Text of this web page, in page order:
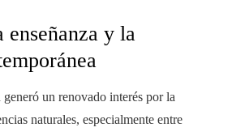
enseñanza y la
un renovado interés por la
naturales, especialmente entre